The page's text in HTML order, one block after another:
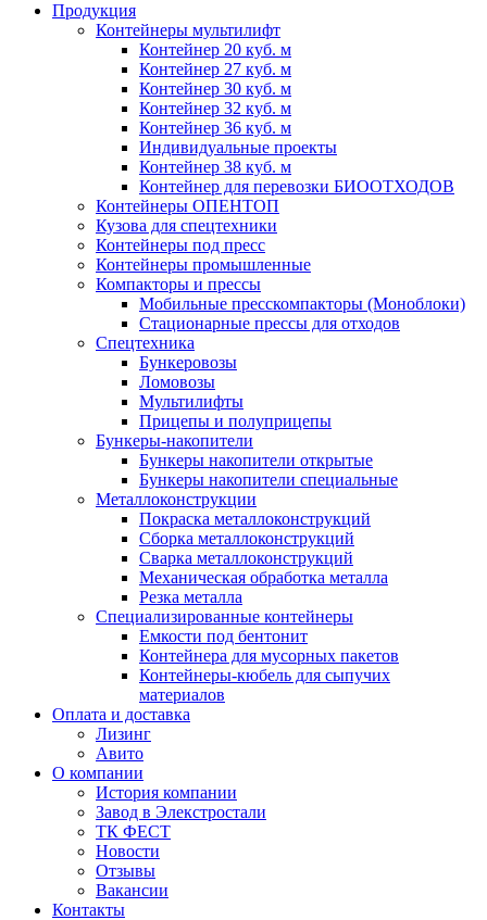
Продукция
Контейнеры мультилифт
Контейнер 20 куб. м
Контейнер 27 куб. м
Контейнер 30 куб. м
Контейнер 32 куб. м
Контейнер 36 куб. м
Индивидуальные проекты
Контейнер 38 куб. м
Контейнер для перевозки БИООТХОДОВ
Контейнеры ОПЕНТОП
Кузова для спецтехники
Контейнеры под пресс
Контейнеры промышленные
Компакторы и прессы
Мобильные пресскомпакторы (Моноблоки)
Стационарные прессы для отходов
Спецтехника
Бункеровозы
Ломовозы
Мультилифты
Прицепы и полуприцепы
Бункеры-накопители
Бункеры накопители открытые
Бункеры накопители специальные
Металлоконструкции
Покраска металлоконструкций
Сборка металлоконструкций
Сварка металлоконструкций
Механическая обработка металла
Резка металла
Специализированные контейнеры
Емкости под бентонит
Контейнера для мусорных пакетов
Контейнеры-кюбель для сыпучих
материалов
Оплата и доставка
Лизинг
Авито
О компании
История компании
Завод в Элекстростали
ТК ФЕСТ
Новости
Отзывы
Вакансии
Контакты